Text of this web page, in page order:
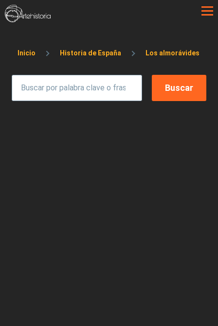
Pasar al contenido principal
Sobrescribir enlaces de ayuda a la
Inicio Historia de España Los almorávides